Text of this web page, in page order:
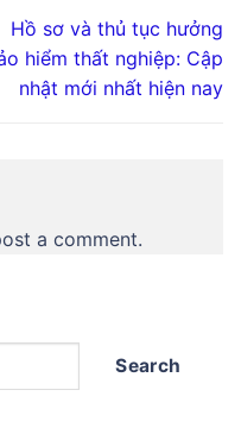
Hồ sơ và thủ tục hưởng
hiểm thất nghiệp: Cập
nhật mới nhất hiện nay
a comment.
Search